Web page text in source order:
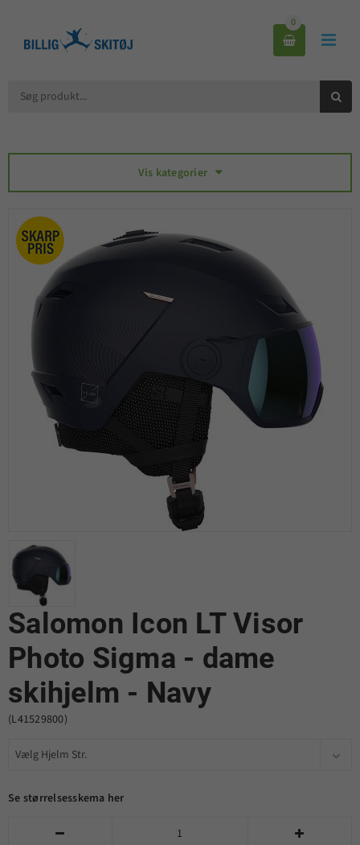


0

Vis kategorier 
Salomon Icon LT Visor
Photo Sigma - dame
skihjelm - Navy
(L41529800)
Se størrelsesskema her
 